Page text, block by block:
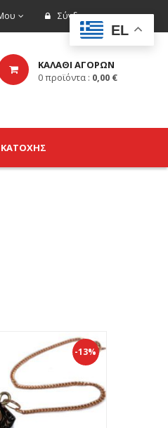
Σύνδεση
ΚΑΛΑΘΙ ΑΓΟΡΩΝ
0προϊόντα : 0,00 €
ΚΑΤΟΧΗΣ
-13%
EL